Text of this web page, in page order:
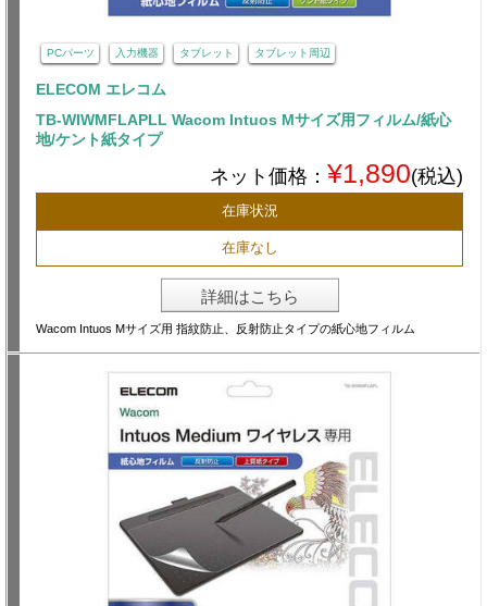
PCパーツ 入力機器 タブレット タブレット周辺
ELECOM エレコム
TB-WIWMFLAPLL Wacom Intuos Mサイズ用フィルム/紙心
地/ケント紙タイプ
ネット価格： ¥1,890(税込)
在庫状況
在庫なし
詳細はこちら
Wacom Intuos Mサイズ用 指紋防止、反射防止タイプの紙心地フィルム